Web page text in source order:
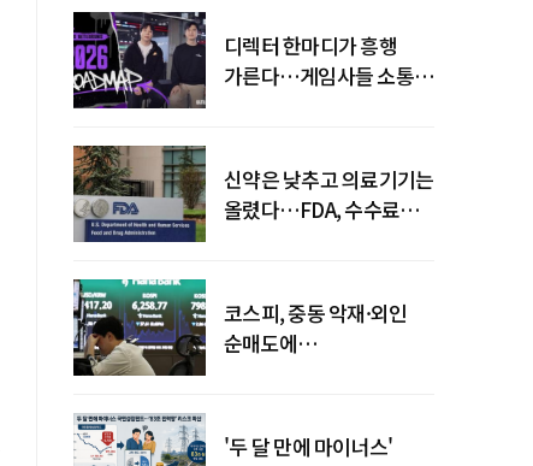
디렉터 한마디가 흥행
가른다…게임사들 소통
신약은 낮추고 의료기기는
올렸다…FDA, 수수료
코스피, 중동 악재·외인
순매도에
'두 달 만에 마이너스'